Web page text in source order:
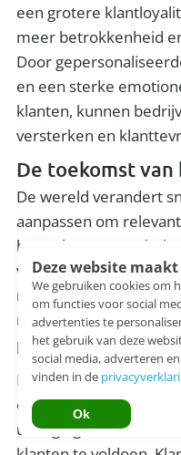
een grotere
meer betrokkenheid
Door
en een sterke
klanten, kunnen
versterken en
De toekomst
De wereld verandert
aanpassen om
het opbouwen en
van de grootste
naar digitale kanalen,
nog belangrijker
persoonlijke
Daarnaast worden
en veeleisender,
uitdaging wordt om
Deze website
We gebruiken cookies om
om functies voor social
advertenties te
het gebruik van deze
social media, adverteren
vinden in de
Ok